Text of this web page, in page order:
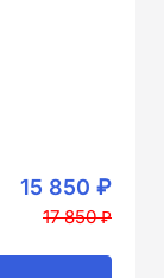
15 850 ₽
17 850 ₽